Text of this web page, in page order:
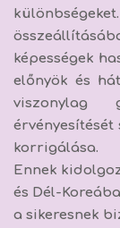
különbségeket.
képességek
előnyök és
viszonylag
korrigálása.
Ennek
és Dél-
a sikeresnek